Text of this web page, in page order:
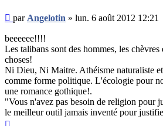
Message
non
lu
par Angelotin » lun. 6 août 2012 12:21
beeeeee!!!!
Les talibans sont des hommes, les chèvres
choses!
Ni Dieu, Ni Maitre. Athéisme naturaliste
comme forme politique. L'écologie pour
une romance gothique!.
"Vous n'avez pas besoin de religion pour
le meilleur outil jamais inventé pour